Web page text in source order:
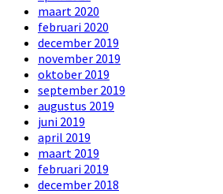
maart 2020
februari 2020
december 2019
november 2019
oktober 2019
september 2019
augustus 2019
juni 2019
april 2019
maart 2019
februari 2019
december 2018